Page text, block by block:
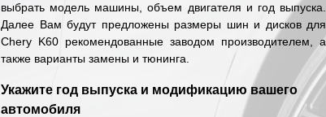
выбрать модель машины, объем двигателя и год выпуска.
Далее Вам будут предложены размеры шин и дисков для
Chery K60 рекомендованные заводом производителем, а
также варианты замены и тюнинга.
Укажите год выпуска и модификацию вашего
автомобиля